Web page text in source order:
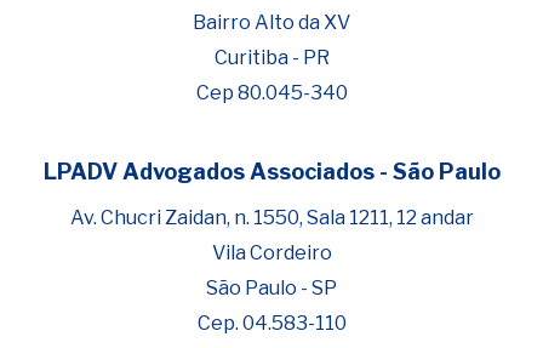
Fale com Henrique Lima
Cadastre-se para começar uma
conversa no WhatsApp
Bairro Alto da XV
Curitiba - PR
Cep 80.045-340
LPADV Advogados Associados - São Paulo
Av. Chucri Zaidan, n. 1550, Sala 1211, 12 andar
Vila Cordeiro
São Paulo - SP
Cep. 04.583-110